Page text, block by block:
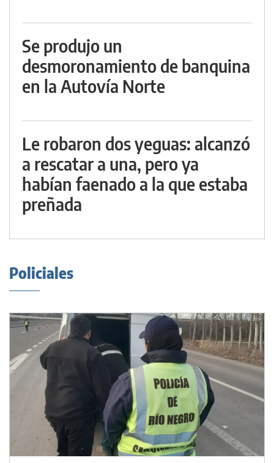
Se produjo un
desmoronamiento de banquina
en la Autovía Norte
Le robaron dos yeguas: alcanzó
a rescatar a una, pero ya
habían faenado a la que estaba
preñada
Policiales